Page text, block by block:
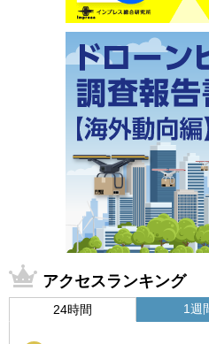
アクセスランキング
24時間 1週